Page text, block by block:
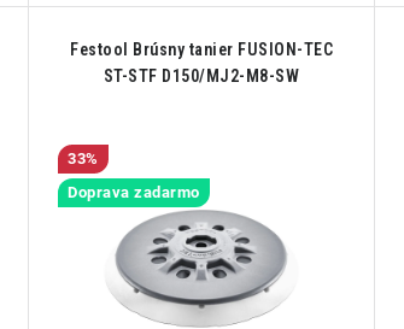
Festool Brúsny tanier FUSION-TEC
ST-STF D150/MJ2-M8-SW
33%
Doprava zadarmo